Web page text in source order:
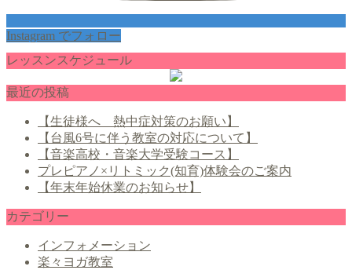
Instagram でフォロー
レッスンスケジュール
最近の投稿
【生徒様へ 熱中症対策のお願い】
【台風6号に伴う教室の対応について】
【音楽高校・音楽大学受験コース】
プレピアノ×リトミック(知育)体験会のご案内
【年末年始休業のお知らせ】
カテゴリー
インフォメーション
楽々ヨガ教室